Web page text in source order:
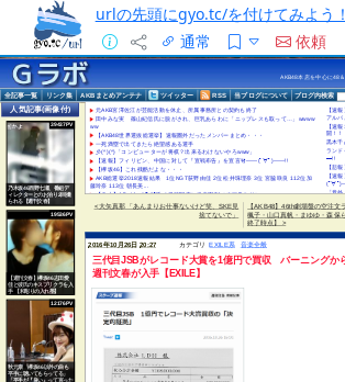
urlの先頭にgyo.tc/を付けてみよう！
通常
依頼